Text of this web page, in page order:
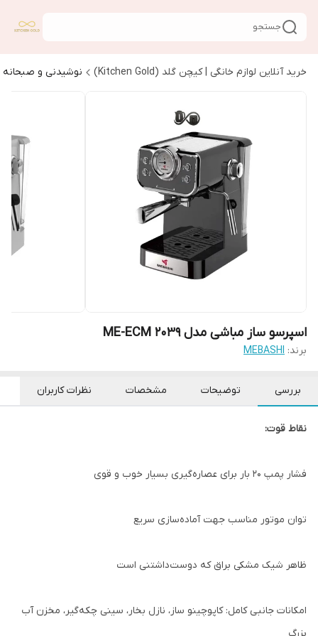
جستجو
خرید آنلاین لوازم خانگی | کیچن گلد (Kitchen Gold) نوشیدنی و صبحانه
اسپرسو ساز مباشی مدل ME-ECM 2039
برند: MEBASHI
بررسی توضیحات مشخصات نظرات کاربران
نقاط قوت:
فشار پمپ ۲۰ بار برای عصاره‌گیری بسیار خوب و قوی
توان موتور مناسب جهت آماده‌سازی سریع
ظاهر شیک مشکی براق که دوست‌داشتنی است
امکانات جانبی کامل: کاپوچینو ساز، نازل بخار، سینی چکه‌گیر، مخزن آب